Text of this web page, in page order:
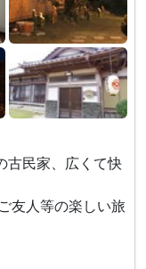
古民家、広くて快
友人等の楽しい旅